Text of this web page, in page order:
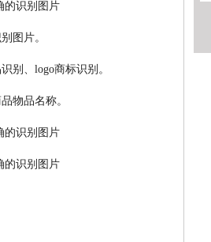
图片。
别、logo商标识别。
物品名称。